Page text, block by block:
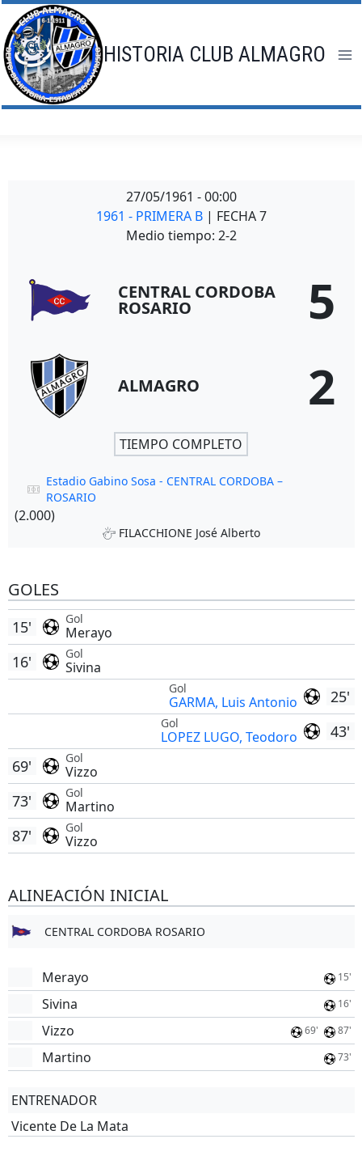
Saltar
al
contenido
HISTORIA CLUB ALMAGRO
27/05/1961 - 00:00
1961 - PRIMERA B | FECHA 7
Medio tiempo: 2-2
CENTRAL CORDOBA
ROSARIO 5
ALMAGRO 2
TIEMPO COMPLETO
Estadio Gabino Sosa - CENTRAL CORDOBA –
ROSARIO
(2.000)
FILACCHIONE José Alberto
GOLES
Gol
Merayo
15'
Gol
Sivina
16'
25'
Gol
GARMA, Luis Antonio
43'
Gol
LOPEZ LUGO, Teodoro
Gol
Vizzo
69'
Gol
Martino
73'
Gol
Vizzo
87'
ALINEACIÓN INICIAL
CENTRAL CORDOBA ROSARIO
Merayo 15'
Sivina 16'
Vizzo 69' 87'
Martino 73'
ENTRENADOR
Vicente De La Mata